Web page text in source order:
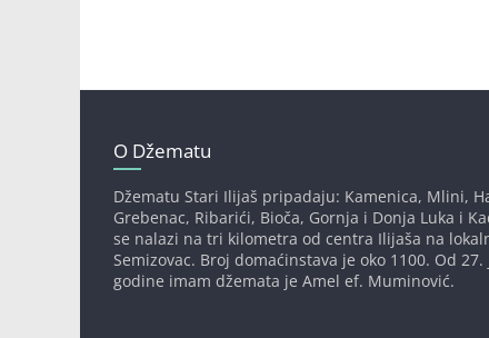
O Džematu
Džematu Stari Ilijaš pripadaju: Kamenica, Mlini,
Grebenac, Ribarići, Bioča, Gornja i Donja Luka i
se nalazi na tri kilometra od centra Ilijaša na
Semizovac. Broj domaćinstava je oko 1100. Od
godine imam džemata je Amel ef. Muminović.